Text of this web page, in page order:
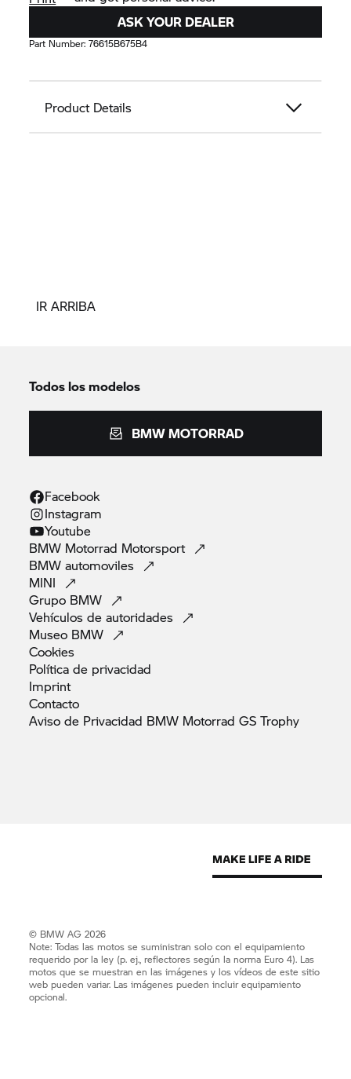
ASK YOUR DEALER
Part Number:76615B675B4
Product Details
IR ARRIBA
Todos los modelos
BMW MOTORRAD
Facebook
Instagram
Youtube
BMW Motorrad Motorsport
BMWautomoviles
MINI
Grupo BMW
Vehículos deautoridades
Museo BMW
Cookies
Política de privacidad
Imprint
Contacto
Aviso de Privacidad BMW Motorrad GSTrophy
© BMW AG 2026
Note: Todas las motos se suministran solo con el equipamiento
requerido por la ley (p. ej., reflectores según la norma Euro 4). Las
motos que se muestran en las imágenes y los vídeos de este sitio
web pueden variar. Las imágenes pueden incluir equipamiento
opcional.